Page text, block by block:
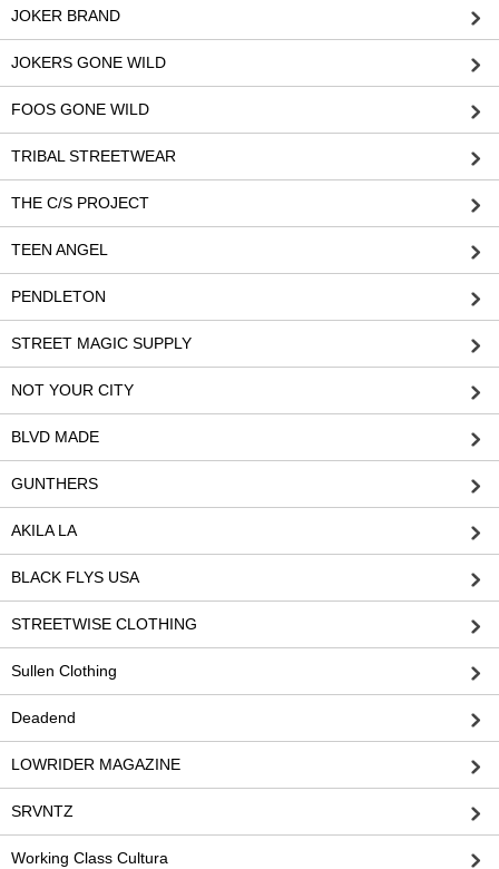
JOKER BRAND
JOKERS GONE WILD
FOOS GONE WILD
TRIBAL STREETWEAR
THE C/S PROJECT
TEEN ANGEL
PENDLETON
STREET MAGIC SUPPLY
NOT YOUR CITY
BLVD MADE
GUNTHERS
AKILA LA
BLACK FLYS USA
STREETWISE CLOTHING
Sullen Clothing
Deadend
LOWRIDER MAGAZINE
SRVNTZ
Working Class Cultura